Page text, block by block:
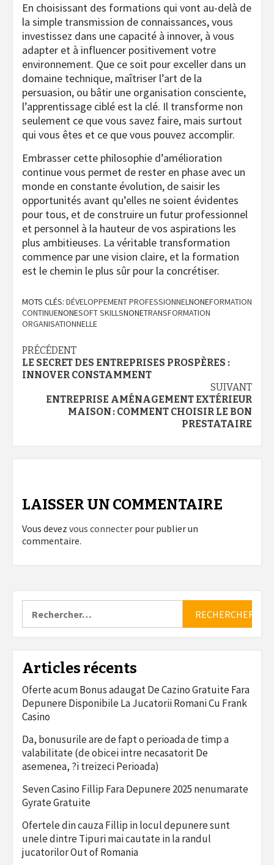
En choisissant des formations qui vont au-delà de
la simple transmission de connaissances, vous
investissez dans une capacité à innover, à vous
adapter et à influencer positivement votre
environnement. Que ce soit pour exceller dans un
domaine technique, maîtriser l’art de la
persuasion, ou bâtir une organisation consciente,
l’apprentissage ciblé est la clé. Il transforme non
seulement ce que vous savez faire, mais surtout
qui vous êtes et ce que vous pouvez accomplir.
Embrasser cette philosophie d’amélioration
continue vous permet de rester en phase avec un
monde en constante évolution, de saisir les
opportunités avant qu’elles ne soient évidentes
pour tous, et de construire un futur professionnel
et personnel à la hauteur de vos aspirations les
plus ambitieuses. La véritable transformation
commence par une vision claire, et la formation
est le chemin le plus sûr pour la concrétiser.
MOTS CLÉS: DÉVELOPPEMENT PROFESSIONNELNONEFORMATION
CONTINUENONESOFT SKILLSNONETRANSFORMATION
ORGANISATIONNELLE
Navigation
d’article
PRÉCÉDENT
LE SECRET DES ENTREPRISES PROSPÈRES :
INNOVER CONSTAMMENT
SUIVANT
ENTREPRISE AMÉNAGEMENT EXTÉRIEUR
MAISON : COMMENT CHOISIR LE BON
PRESTATAIRE
LAISSER UN COMMENTAIRE
Vous devez vous connecter pour publier un
commentaire.
Articles récents
Oferte acum Bonus adaugat De Cazino Gratuite Fara
Depunere Disponibile La Jucatorii Romani Cu Frank
Casino
Da, bonusurile are de fapt o perioada de timp a
valabilitate (de obicei intre necasatorit De
asemenea, ?i treizeci Perioada)
Seven Casino Fillip Fara Depunere 2025 nenumarate
Gyrate Gratuite
Ofertele din cauza Fillip in locul depunere sunt
unele dintre Tipuri mai cautate in la randul
jucatorilor Out of Romania